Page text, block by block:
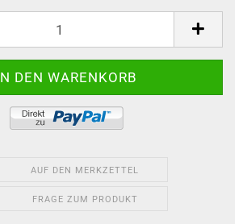
AUF DEN MERKZETTEL
FRAGE ZUM PRODUKT